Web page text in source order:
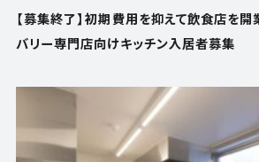
【募集終了】初期費用を抑えて飲食店を開
バリー専門店向けキッチン入居者募集